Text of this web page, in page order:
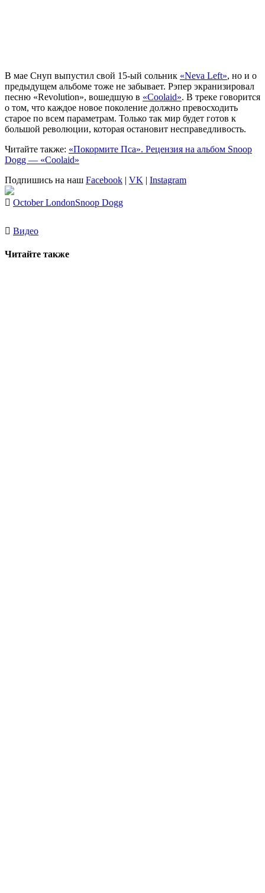
В мае Снуп выпустил свой 15-ый сольник «Neva Left», но и о
предыдущем альбоме тоже не забывает. Рэпер экранизировал
песню «Revolution», вошедшую в «Coolaid». В треке говорится
о том, что каждое новое поколение должно превосходить
старое по всем параметрам. Только так мир будет готов к
большой революции, которая остановит несправедливость.
Читайте также: «Покормите Пса». Рецензия на альбом Snoop
Dogg — «Coolaid»
Подпишись на наш Facebook | VK | Instagram
October LondonSnoop Dogg
Видео
Читайте также